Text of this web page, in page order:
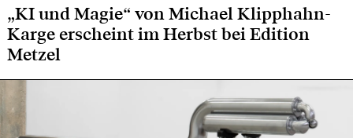
„KI und Magie“ von Michael Klipphahn-
Karge erscheint im Herbst bei Edition
Metzel